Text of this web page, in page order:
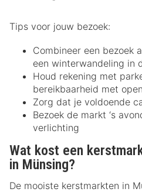
Tips voor jouw bezoek:
Combineer een bezoek
een winterwandeling in
Houd rekening met
bereikbaarheid met
Zorg dat je voldoende
Bezoek de markt ‘s
verlichting
Wat kost een
in Münsing?
De mooiste kerstmarkten in